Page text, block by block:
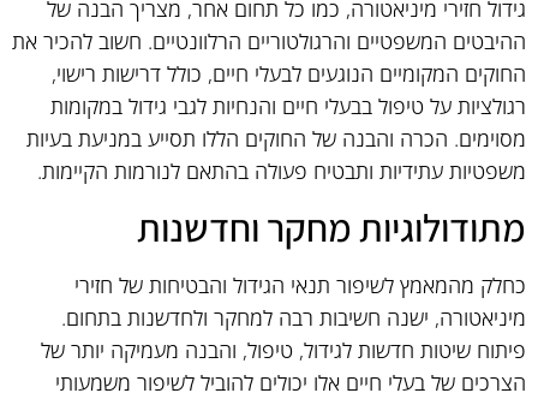
גידול חזירי מיניאטורה, כמו כל תחום אחר, מצריך הבנה של
ההיבטים המשפטיים והרגולטוריים הרלוונטיים. חשוב להכיר את
החוקים המקומיים הנוגעים לבעלי חיים, כולל דרישות רישוי,
רגולציות על טיפול בבעלי חיים והנחיות לגבי גידול במקומות
מסוימים. הכרה והבנה של החוקים הללו תסייע במניעת בעיות
משפטיות עתידיות ותבטיח פעולה בהתאם לנורמות הקיימות.
מתודולוגיות מחקר וחדשנות
כחלק מהמאמץ לשיפור תנאי הגידול והבטיחות של חזירי
מיניאטורה, ישנה חשיבות רבה למחקר ולחדשנות בתחום.
פיתוח שיטות חדשות לגידול, טיפול, והבנה מעמיקה יותר של
הצרכים של בעלי חיים אלו יכולים להוביל לשיפור משמעותי